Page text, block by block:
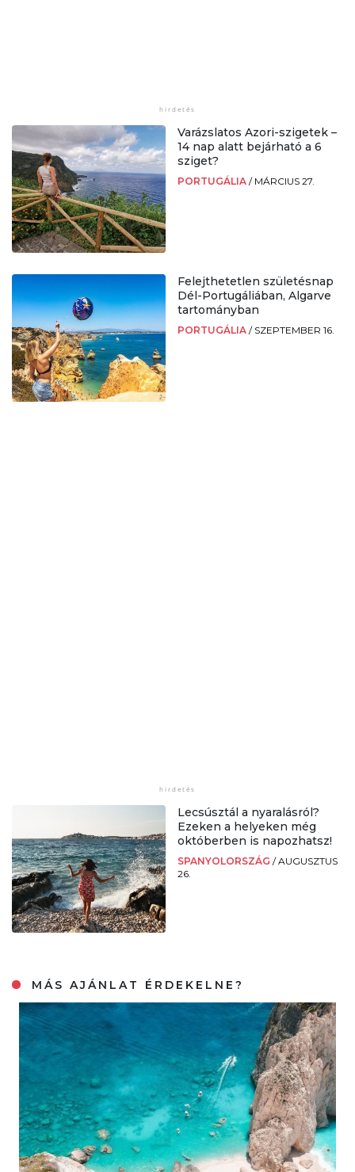
Varázslatos Azori-szigetek –
14 nap alatt bejárható a 6
sziget?
PORTUGÁLIA / MÁRCIUS 27.
Felejthetetlen születésnap
Dél-Portugáliában, Algarve
tartományban
PORTUGÁLIA / SZEPTEMBER 16.
Lecsúsztál a nyaralásról?
Ezeken a helyeken még
októberben is napozhatsz!
SPANYOLORSZÁG /AUGUSZTUS
26.
MÁS AJÁNLAT ÉRDEKELNE?